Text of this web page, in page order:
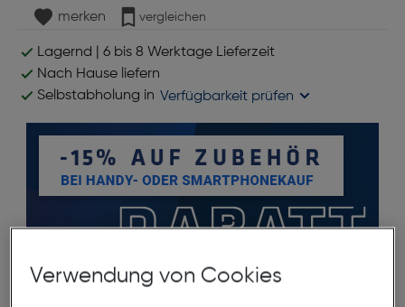
merken vergleichen
Lagernd | 6 bis 8 Werktage Lieferzeit
Nach Hause liefern
Selbstabholung in Verfügbarkeit prüfen
Verwendung von Cookies